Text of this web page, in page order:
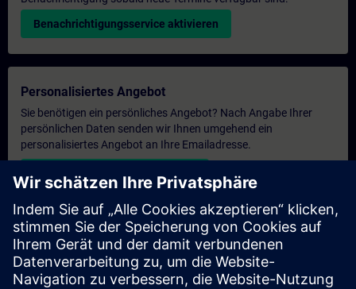
Benachrichtigungsservice aktivieren
Personalisiertes Angebot
Sie benötigen ein persönliches Angebot? Nach Angabe Ihrer
persönlichen Daten senden wir Ihnen umgehend ein
personalisiertes Angebot an Ihre Emailadresse.
Persönliches Angebot zusenden
Anfrage Exklusivtraining
Haben Sie Bedarf an einem höheren Schulungsangebot und
brauchen ein exklusives Training – entweder vor Ort bei Ihnen,